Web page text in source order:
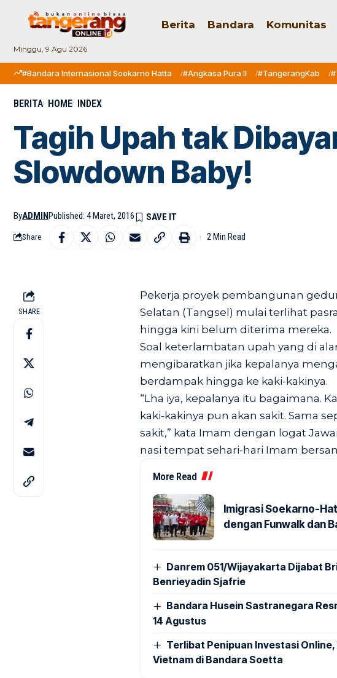
Minggu, 9 Agu 2026
Berita Bandara Komunitas
#Bandara Internasional Soekarno Hatta #Angkasa Pura II #TangerangKab
BERITA HOME INDEX
Tagih Upah tak
Slowdown Baby!
ByADMINPublished: 4 Maret, 2016
Share 2 Min Read
SHARE
Pekerja proyek pembangunan
Selatan (Tangsel) mulai terlihat
hingga kini belum diterima mereka.
Soal keterlambatan upah yang di
mengibaratkan jika kepalanya
berdampak hingga ke kaki-kakinya.
“Lha iya, kepalanya itu bagaimana.
kaki-kakinya pun akan sakit. Sama
sakit,” kata Imam dengan logat
nasi tempat sehari-hari Imam
More Read
Imigrasi Soekarno-
dengan Funwalk dan
Danrem 051/Wijayakarta Dijabat
Benrieyadin Sjafrie
Bandara Husein Sastranegara
14 Agustus
Terlibat Penipuan Investasi
Vietnam di Bandara Soetta